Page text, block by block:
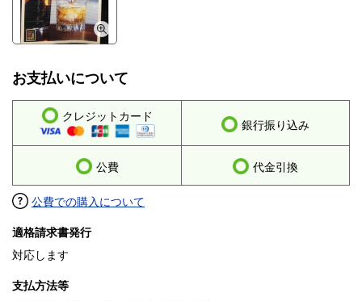
お支払いについて
クレジットカード
銀行振り込み
公費 代金引換
公費での購入について
適格請求書発行
対応します
支払方法等